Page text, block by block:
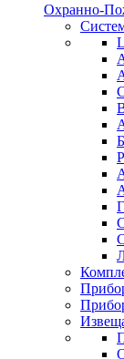
Охранно-